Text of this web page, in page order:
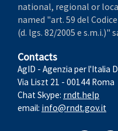
national, regional or
named "art. 59 del
(d. lgs. 82/2005 e s.m.i.)"
Contacts
AgID - Agenzia per l'Italia
Via Liszt 21 - 00144 Roma
Chat Skype: rndt.help
email: info@rndt.gov.it